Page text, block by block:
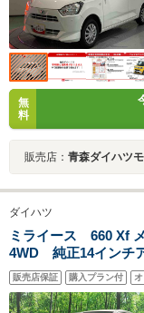
無
料
販売店： 青森ダイハツ
ダイハツ
ミライース 660 Xf
4WD 純正14インチ
販売店保証 購入プラン付